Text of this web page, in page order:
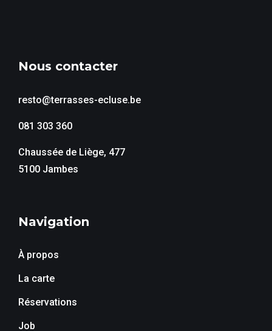
Nous contacter
resto@terrasses-ecluse.be
081 303 360
Chaussée de Liège, 477
5100 Jambes
Navigation
À propos
La carte
Réservations
Job